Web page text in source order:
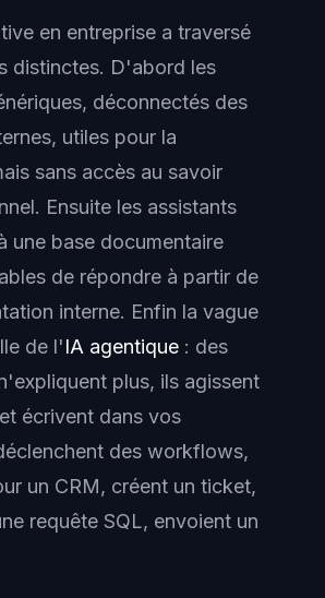
en entreprise a traversé
distinctes. D'abord les
déconnectés des
utiles pour la
sans accès au savoir
Ensuite les assistants
une base documentaire
de répondre à partir de
interne. Enfin la vague
de l'IA agentique : des
plus, ils agissent
écrivent dans vos
des workflows,
un CRM, créent un ticket,
requête SQL, envoient un